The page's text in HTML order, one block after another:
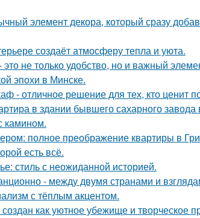
элемент декора, который сразу
создаёт атмосферу тепла и уюта.
не только удобство, но и важный
эпохи в Минске.
- отличное решение для тех, кто ценит
в здании бывшего сахарного
камином.
полное преображение квартиры в
есть всё.
стиль с неожиданной историей.
- между двумя странами и
с тёплым акцентом.
как уютное убежище и творческое